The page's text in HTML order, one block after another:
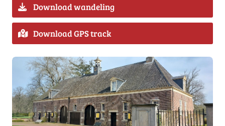
Download wandeling
Download GPS track